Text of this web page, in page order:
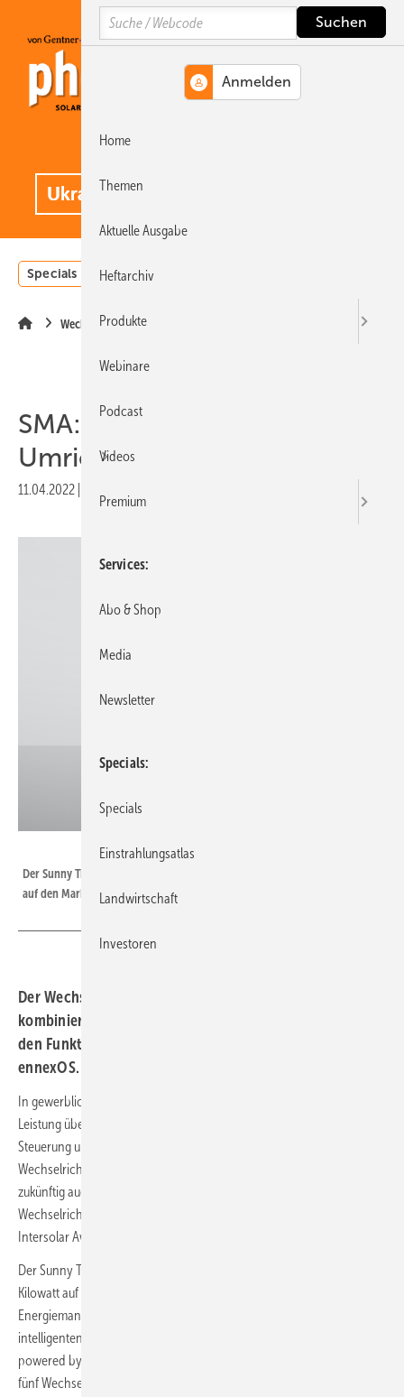
Hauptinhalt
Hauptmenü
SiteSearch
Specials Einstrahlungsatlas
Wechselrichter
SMA: Sunny Tripower X ist
Umrichter und Manager
11.04.2022
Der Sunny Tripower X kommt in vier Leistungsklassen ab 12 bis 25 Kilowatt
auf den Markt.
Der Wechselrichter Sunny Tripower X von SMA
kombiniert moderne Solarenergieerzeugung erstmals mit
den Funktionen des SMA Data Manager M powered by
ennexOS.
In gewerblichen und privaten Energiesystemen mit bis zu 135 Kilowatt
Leistung übernimmt der Sunny Tripower X das Monitoring, die
Steuerung und die netzkonforme Leistungskontrolle von bis zu fünf
Wechselrichtern, realisiert die Teilnahme am Energiemarkt und steuert
zukünftig auch Speicher und Verbraucher. Mit dem innovativen Solar-
Wechselrichter gehört SMA zu den Finalisten für den diesjährigen
Intersolar Award.
Der Sunny Tripower X kommt in vier Leistungsklassen ab 12 bis 25
Kilowatt auf den Markt und vereint Erzeugung und
Energiemanagement in einem Gerät. Dank der bewährten
intelligenten Systemmanagement-Funktionen des Data Manager M
powered by ennexOS können Installateure Solarsysteme mit bis zu
fünf Wechselrichtern einfacher parametrieren und in Betrieb nehmen.
Search
Home
Themen
Aktuelle Ausgabe
Heftarchiv
Produkte
Webinare
Podcast
Videos
Premium
Services
Abo & Shop
Media
Newsletter
Specials
Specials
Einstrahlungsatlas
Landwirtschaft
Investoren